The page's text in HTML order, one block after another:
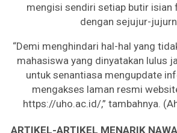
mengisi sendiri setiap butir
dengan sejujur-
“Demi menghindari hal-hal yang
mahasiswa yang dinyatakan lulus
untuk senantiasa mengupdate
mengakses laman resmi
https://uho.ac.id/,” tambahnya.
ARTIKEL-ARTIKEL MENARIK